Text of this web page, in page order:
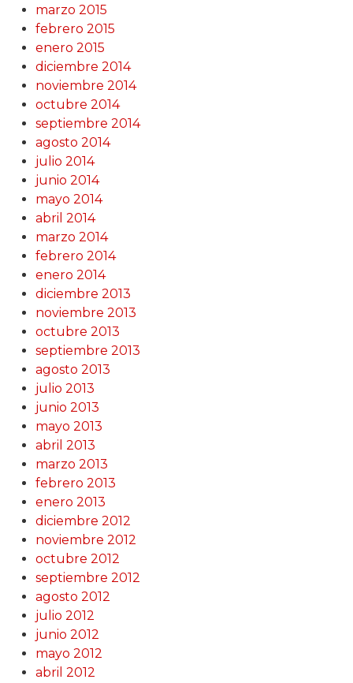
marzo 2015
febrero 2015
enero 2015
diciembre 2014
noviembre 2014
octubre 2014
septiembre 2014
agosto 2014
julio 2014
junio 2014
mayo 2014
abril 2014
marzo 2014
febrero 2014
enero 2014
diciembre 2013
noviembre 2013
octubre 2013
septiembre 2013
agosto 2013
julio 2013
junio 2013
mayo 2013
abril 2013
marzo 2013
febrero 2013
enero 2013
diciembre 2012
noviembre 2012
octubre 2012
septiembre 2012
agosto 2012
julio 2012
junio 2012
mayo 2012
abril 2012